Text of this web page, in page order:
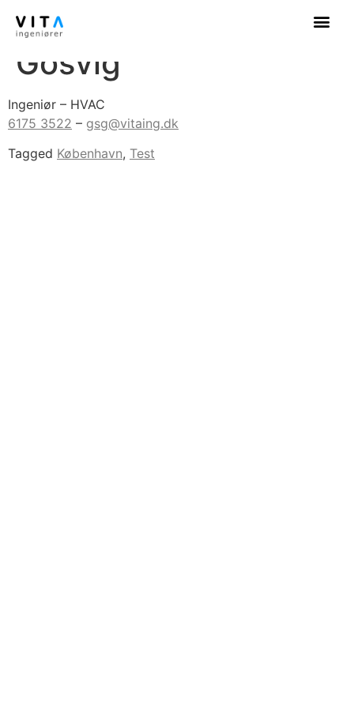
Gitte Sørensen
Gosvig
Ingeniør – HVAC
6175 3522 – gsg@vitaing.dk
Tagged København, Test